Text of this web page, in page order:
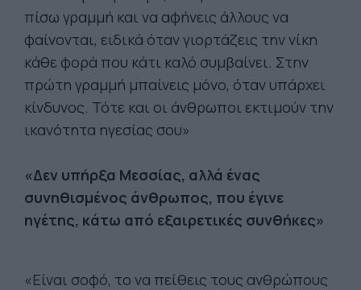
πίσω γραμμή και να αφήνεις άλλους να
φαίνονται, ειδικά όταν γιορτάζεις την νίκη
κάθε φορά που κάτι καλό συμβαίνει. Στην
πρώτη γραμμή μπαίνεις μόνο, όταν υπάρχει
κίνδυνος. Τότε και οι άνθρωποι εκτιμούν την
ικανότητα ηγεσίας σου»
«Δεν υπήρξα Μεσσίας, αλλά ένας
συνηθισμένος άνθρωπος, που έγινε
ηγέτης, κάτω από εξαιρετικές συνθήκες»
«Είναι σοφό, το να πείθεις τους ανθρώπους